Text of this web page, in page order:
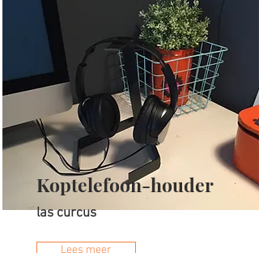
Koptelefoon-houder
las curcus
Lees meer